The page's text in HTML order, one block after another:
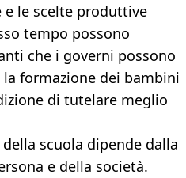
le scelte produttive
tempo possono
che i governi possono
formazione dei bambini
di tutelare meglio
scuola dipende dalla
e della società.